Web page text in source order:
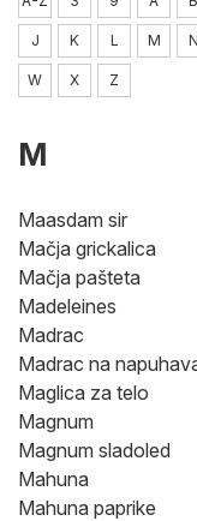
J K L M N
W X Z
M
Maasdam sir
Mačja grickalica
Mačja pašteta
Madeleines
Madrac
Madrac na
Maglica za telo
Magnum
Magnum sladoled
Mahuna
Mahuna paprike